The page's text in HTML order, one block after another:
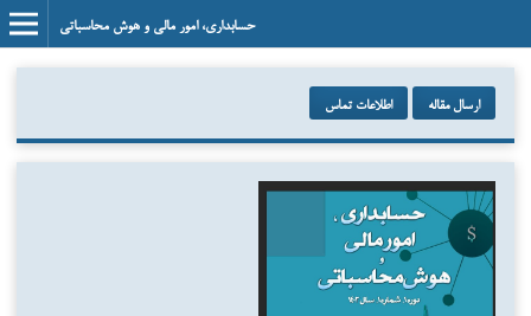
حسابداری، امور مالی و هوش محاسباتی
ارسال مقاله اطلاعات تماس